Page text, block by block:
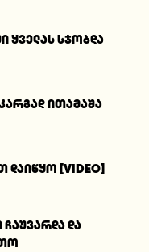
ყველას სჯობდა
ითამაშა
დაიწყო [VIDEO]
ჩაუვარდა და